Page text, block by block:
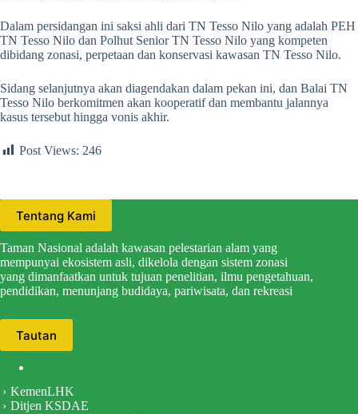
Dalam persidangan ini saksi ahli dari TN Tesso Nilo yang adalah PEH
TN Tesso Nilo dan Polhut Senior TN Tesso Nilo yang kompeten
dibidang zonasi, perpetaan dan konservasi kawasan TN Tesso Nilo.
Sidang selanjutnya akan diagendakan dalam pekan ini, dan Balai TN
Tesso Nilo berkomitmen akan kooperatif dan membantu jalannya
kasus tersebut hingga vonis akhir.
Post Views: 246
Tentang Kami
Taman Nasional adalah kawasan pelestarian alam yang
mempunyai ekosistem asli, dikelola dengan sistem zonasi
yang dimanfaatkan untuk tujuan penelitian, ilmu pengetahuan,
pendidikan, menunjang budidaya, pariwisata, dan rekreasi
Tautan
KemenLHK
Ditjen KSDAE